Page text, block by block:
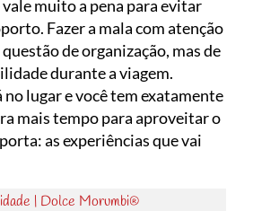
muito a pena para evitar
Fazer a mala com atenção
de organização, mas de
durante a viagem.
lugar e você tem exatamente
mais tempo para aproveitar o
as experiências que vai
| Dolce Morumbi®